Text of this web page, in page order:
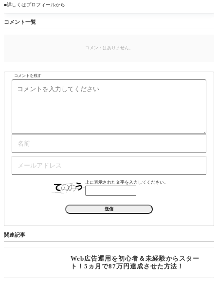
■詳しくはプロフィールから
コメント一覧
コメントはありません。
コメントを残す
上に表示された文字を入力してください。
関連記事
Web広告運用を初心者＆未経験からスター
ト！5ヵ月で87万円達成させた方法！